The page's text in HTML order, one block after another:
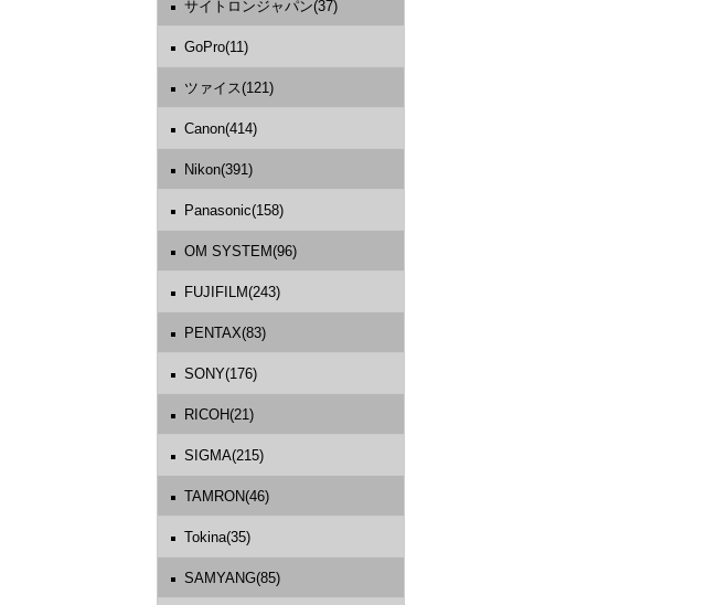
サイトロンジャパン(37)
GoPro(11)
ツァイス(121)
Canon(414)
Nikon(391)
Panasonic(158)
OM SYSTEM(96)
FUJIFILM(243)
PENTAX(83)
SONY(176)
RICOH(21)
SIGMA(215)
TAMRON(46)
Tokina(35)
SAMYANG(85)